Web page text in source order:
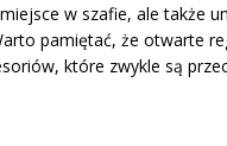
w szafie, ale także
pamiętać, że otwarte
które zwykle są